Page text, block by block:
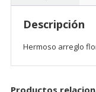
Buchón
RosasDescripción
Hermoso arreglo
Productos